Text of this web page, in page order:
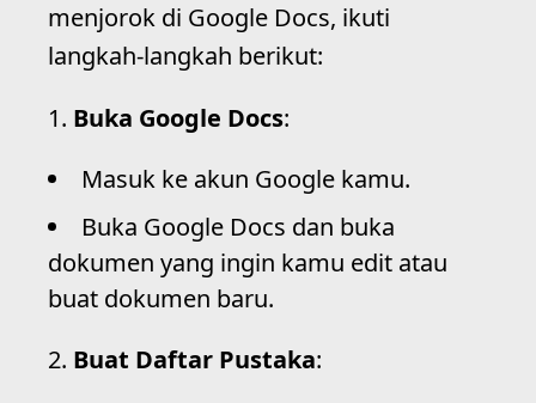
menjorok di Google Docs, ikuti
langkah-langkah berikut:
Buka Google Docs:
Masuk ke akun Google kamu.
Buka Google Docs dan buka
dokumen yang ingin kamu edit atau
buat dokumen baru.
Buat Daftar Pustaka: